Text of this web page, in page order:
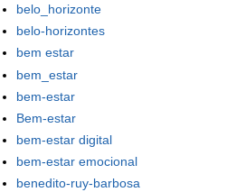
belo_horizonte
belo-horizontes
bem estar
bem_estar
bem-estar
Bem-estar
bem-estar digital
bem-estar emocional
benedito-ruy-barbosa